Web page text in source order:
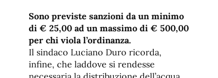
Sono previste sanzioni da un minimo
di € 25,00 ad un massimo di € 500,00
per chi viola l’ordinanza.
Il sindaco Luciano Duro ricorda,
infine, che laddove si rendesse